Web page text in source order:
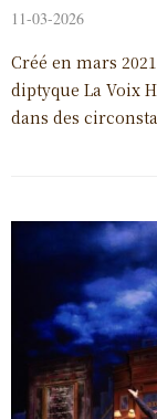
11-03-2026
Créé en mars
diptyque La Voix
dans des